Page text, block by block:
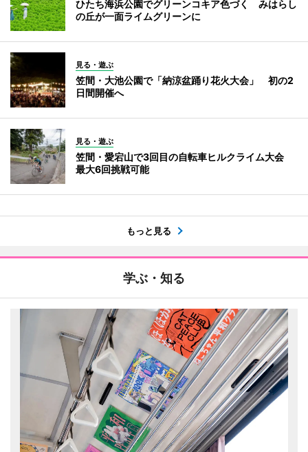
ひたち海浜公園でグリーンコキア色づく みはらし
の丘が一面ライムグリーンに
見る・遊ぶ
笠間・大池公園で「納涼盆踊り花火大会」 初の2
日間開催へ
見る・遊ぶ
笠間・愛宕山で3回目の自転車ヒルクライム大会
最大6回挑戦可能
もっと見る
学ぶ・知る